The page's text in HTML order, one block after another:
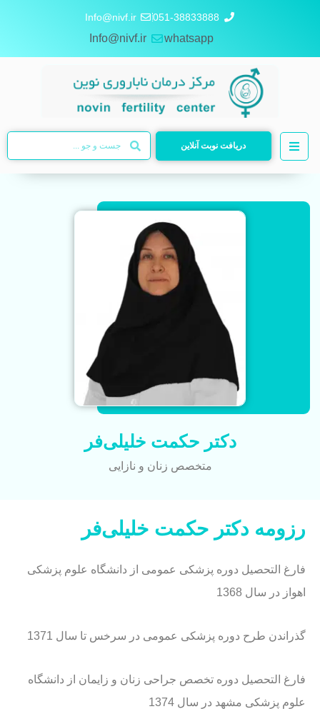
051-38833888
Info@nivf.ir
whatsapp
Info@nivf.ir
دریافت نوبت آنلاین
دکتر حکمت خلیلی‌فر
متخصص زنان و نازایی
رزومه دکتر حکمت خلیلی‌فر
فارغ التحصیل دوره پزشکی عمومی از دانشگاه علوم پزشکی
اهواز در سال 1368
گذراندن طرح دوره پزشکی عمومی در سرخس تا سال 1371
فارغ التحصیل دوره تخصص جراحی زنان و زایمان از دانشگاه
علوم پزشکی مشهد در سال 1374